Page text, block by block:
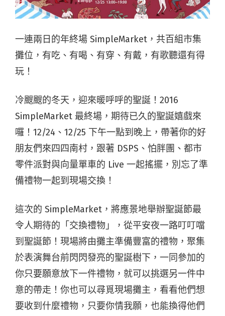
一連兩日的年終場 SimpleMarket，共百組市集
攤位，有吃、有喝、有穿、有戴，有歌聽還有得
玩！
冷颼颼的冬天，迎來暖呼呼的聖誕！2016
SimpleMarket 最終場，期待已久的聖誕嬉戲來
囉！12/24、12/25 下午一點到晚上，帶著你的好
朋友們來四四南村，跟著 DSPS、怕胖團、都市
零件派對與向量單車的 Live 一起搖擺，別忘了準
備禮物一起到現場交換！
這次的 SimpleMarket，將應景地舉辦聖誕節最
令人期待的「交換禮物」，從平安夜一路叮叮噹
到聖誕節！現場將由攤主準備豐富的禮物，聚集
於表演舞台前閃閃發亮的聖誕樹下，一同參加的
你只要願意放下一件禮物，就可以挑選另一件中
意的帶走！你也可以尋覓現場攤主，看看他們想
要收到什麼禮物，只要你情我願，也能換得他們